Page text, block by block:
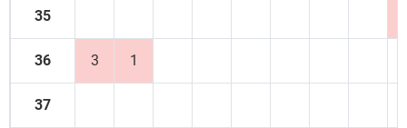
35
36 3 1
37